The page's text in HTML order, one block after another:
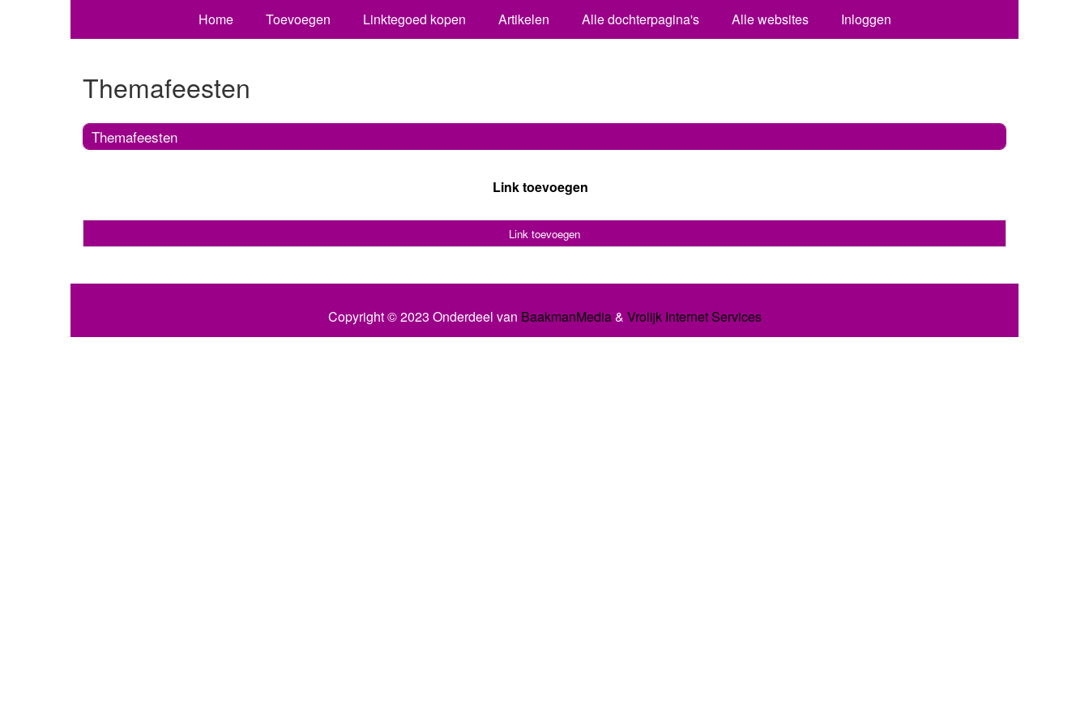
Home Toevoegen Linktegoed kopen Artikelen Alle dochterpagina's Alle websites Inloggen
Themafeesten
Themafeesten
Link toevoegen
Link toevoegen
Copyright © 2023 Onderdeel van BaakmanMedia& Vrolijk Internet Services